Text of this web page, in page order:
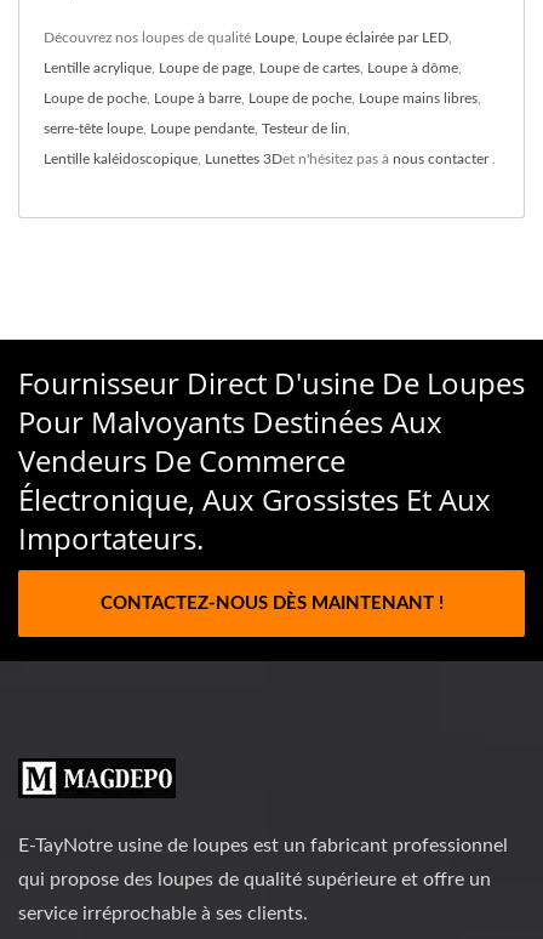
Découvrez nos loupes de qualité Loupe Loupe éclairée par LED
Lentille acrylique Loupe de page Loupe de cartes Loupe à dôme
Loupe de poche Loupe à barre Loupe de poche Loupe mains libres
serre-tête loupe Loupe pendante Testeur de lin
Lentille kaléidoscopique Lunettes 3Det n'hésitez pas à nous contacter.
Fournisseur Direct D'usine De Loupes
Pour Malvoyants Destinées Aux
Vendeurs De Commerce
Électronique, Aux Grossistes Et Aux
Importateurs.
CONTACTEZ-NOUS DÈS MAINTENANT !
E-TayNotre usine de loupes est un fabricant professionnel
qui propose des loupes de qualité supérieure et offre un
service irréprochable à ses clients.